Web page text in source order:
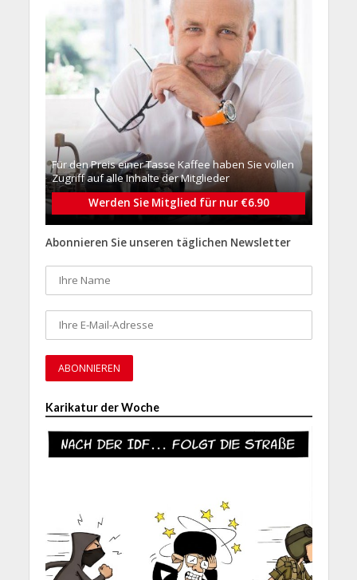
Für den Preis einer Tasse Kaffee haben Sie vollen
Zugriff auf alle Inhalte der Mitglieder
Werden Sie Mitglied für nur €6.90
Abonnieren Sie unseren täglichen Newsletter
Karikatur der Woche